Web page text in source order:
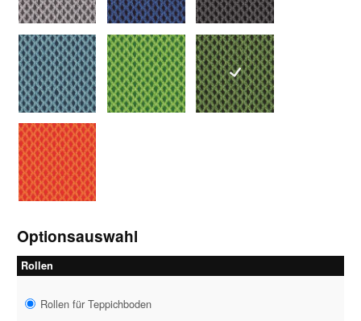
7267 hellblau 7268 hellgrün 7273 grün
7275 orange
Optionsauswahl
Rollen
Rollen für Teppichboden